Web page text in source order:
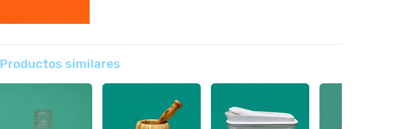
Productos similares